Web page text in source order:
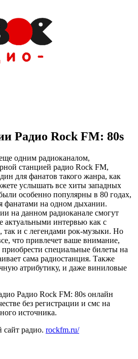
Радио Rock FM: 80s
одним радиоканалом,
станцией радио Rock FM,
для фанатов такого жанра, как
услышать все хиты западных
особенно популярны в 80 годах,
фанатами на одном дыхании.
на данном радиоканале смогут
актуальными интервью как с
так и с легендами рок-музыки. Но
что привлечет ваше внимание,
приобрести специальные билеты на
сама радиостанция. Также
атрибутику, и даже виниловые
Радио Rock FM: 80s онлайн
без регистрации и смс на
источника.
радио. rockfm.ru/